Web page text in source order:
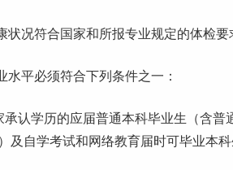
状况符合国家和所报专业规定的体检要
水平必须符合下列条件之一：
承认学历的应届普通本科毕业生 （含
及 自学考试和网络教育届时可毕业本科